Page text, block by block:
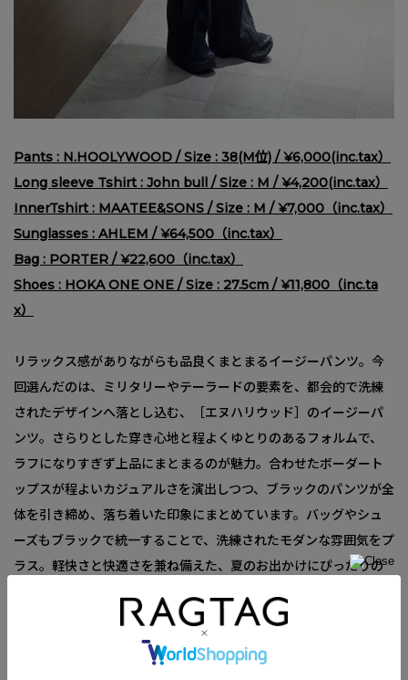
Pants : N.HOOLYWOOD / Size : 38(M位) / ¥6,000(inc.tax）
Long sleeve Tshirt : John bull / Size : M / ¥4,200(inc.tax）
InnerTshirt : MAATEE&SONS / Size : M / ¥7,000（inc.tax）
Sunglasses : AHLEM / ¥64,500（inc.tax）
Bag : PORTER / ¥22,600（inc.tax）
Shoes : HOKA ONE ONE / Size : 27.5cm / ¥11,800（inc.ta
x）
リラックス感がありながらも品良くまとまるイージーパンツ。今
回選んだのは、ミリタリーやテーラードの要素を、都会的で洗練
されたデザインへ落とし込む、［エヌハリウッド］ のイージーパ
ンツ。さらりとした穿き心地と程よくゆとりのあるフォルムで、
ラフになりすぎず上品にまとまるのが魅力。合わせたボーダート
ップスが程よいカジュアルさを演出しつつ、ブラックのパンツが全
体を引き締め、落ち着いた印象にまとめています。バッグやシュ
ーズもブラックで統一することで、洗練されたモダンな雰囲気をプ
ラス。軽快さと快適さを兼ね備えた、夏のお出かけにぴったりの
（Staff：Hata 173cm）